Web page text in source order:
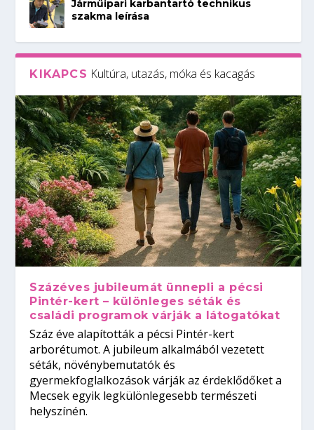
Járműipari karbantartó technikus
szakma leírása
KIKAPCS Kultúra, utazás, móka és kacagás
Százéves jubileumát ünnepli a pécsi
Pintér-kert – különleges séták és
családi programok várják a látogatókat
Száz éve alapították a pécsi Pintér-kert
arborétumot. A jubileum alkalmából vezetett
séták, növénybemutatók és
gyermekfoglalkozások várják az érdeklődőket a
Mecsek egyik legkülönlegesebb természeti
helyszínén.